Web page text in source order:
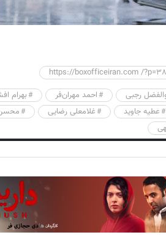
https://boxofficeiran.com /
رجبی احمد مهران‌فر بهرام
عطیه جاوید غلامعلی رضایی محسن